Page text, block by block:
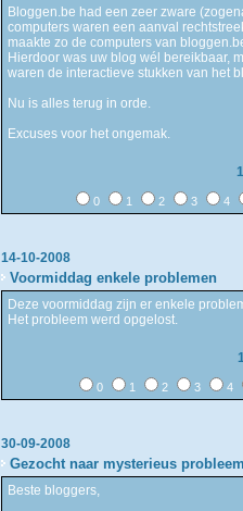
Bloggen.be had een zeer zware
computers waren een aanval
maakte zo de computers van
Hierdoor was uw blog wél bereikbaar,
waren de interactieve stukken van het
Nu is alles terug in orde.
Excuses voor het ongemak.
0 1 2 3 4
14-10-2008
Voormiddag enkele problemen
Deze voormiddag zijn er enkele
Het probleem werd opgelost.
0 1 2 3 4
30-09-2008
Gezocht naar mysterieus
Beste bloggers,